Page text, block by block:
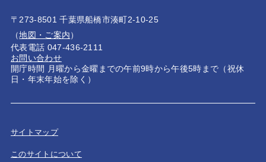
〒273-8501 千葉県船橋市湊町2-10-25
（地図・ご案内）
代表電話 047-436-2111
お問い合わせ
開庁時間 月曜から金曜までの午前9時から午後5時まで（祝休
日・年末年始を除く）
サイトマップ
このサイトについて